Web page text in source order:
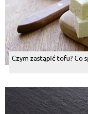
Czym zastąpić tofu? Co